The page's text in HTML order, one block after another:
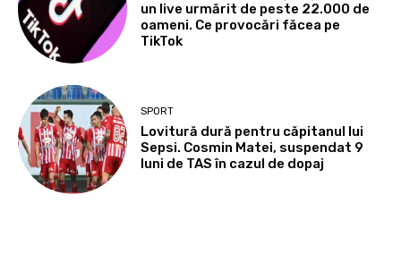
un live urmărit de peste 22.000 de
oameni. Ce provocări făcea pe
TikTok
SPORT
Lovitură dură pentru căpitanul lui
Sepsi. Cosmin Matei, suspendat 9
luni de TAS în cazul de dopaj